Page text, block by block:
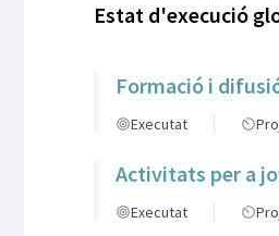
Estat d'execució
Formació i
Executat
Activitats per a
Executat